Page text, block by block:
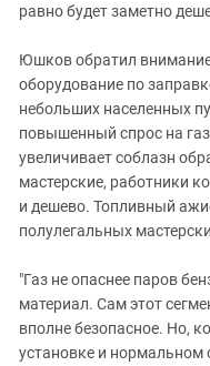
равно будет заметно
Юшков обратил
оборудование по
небольших населенных
повышенный спрос на
увеличивает соблазн
мастерские, работники
и дешево. Топливный
полулегальных
"Газ не опаснее паров
материал. Сам этот
вполне безопасное. Но,
установке и нормальном